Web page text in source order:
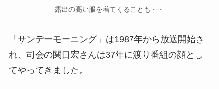
露出の高い服を着てくることも・・
「サンデーモーニング」は1987年から放送開始さ
れ、司会の関口宏さんは37年に渡り番組の顔とし
てやってきました。